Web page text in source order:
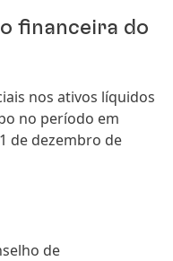
financeira do
nos ativos líquidos
no período em
de dezembro de
de